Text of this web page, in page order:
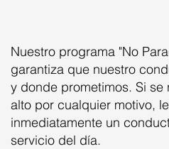
Nuestro programa "No
garantiza que nuestro
y donde prometimos. Si
alto por cualquier motivo,
inmediatamente un
servicio del día.